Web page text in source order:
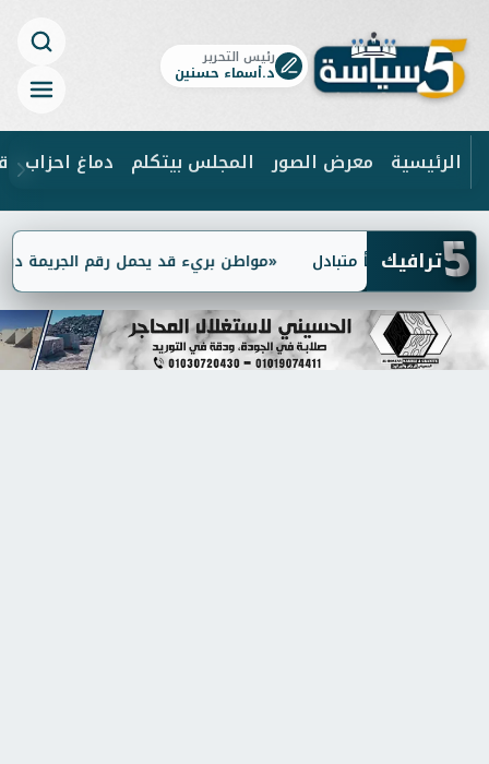
رئيس التحرير
د.أسماء حسنين
الرئيسية معرض الصور المجلس بيتكلم دماغ احزاب
ابحث 5ترافيك «مواطن بريء قد يحمل رقم الجريمة دون الخطأ متبادل